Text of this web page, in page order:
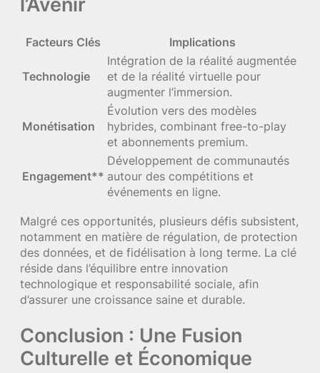
Facteurs Clés Implications
Technologie
Intégration de la réalité augmentée
et de la réalité virtuelle pour
augmenter l’immersion.
Monétisation
Évolution vers des modèles
hybrides, combinant free-to-play
et abonnements premium.
Engagement**
Développement de communautés
autour des compétitions et
événements en ligne.
Malgré ces opportunités, plusieurs défis subsistent,
notamment en matière de régulation, de protection
des données, et de fidélisation à long terme. La clé
réside dans l’équilibre entre innovation
technologique et responsabilité sociale, afin
d’assurer une croissance saine et durable.
Conclusion : Une Fusion
Culturelle et Économique